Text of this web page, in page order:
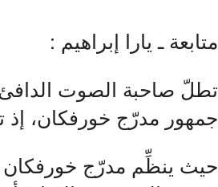
متابعة ـ يارا إبراهيم :
تطلّ صاحبة الصوت
جمهور مدرّج خورفكان،
حيث ينظِّم مدرّج خورفكان